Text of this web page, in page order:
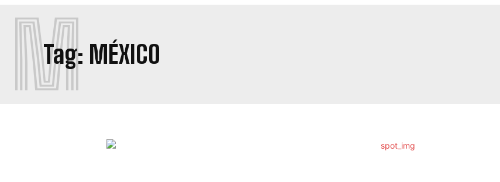
Tag: MÉXICO
M